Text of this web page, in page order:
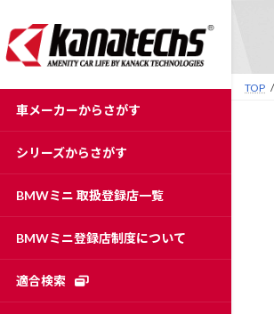
ン
テ
ビ
ゲ
車メーカーからさがす
シリーズからさがす
BMWミニ 取扱登録店一覧
BMWミニ登録店制度について
適合検索
TOP